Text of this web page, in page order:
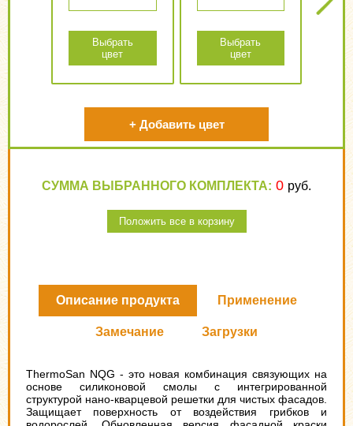
+Добавить цвет
Выбрать
цвет
Выбрать
цвет
СУММА ВЫБРАННОГО КОМПЛЕКТА: 0 руб.
Положить все в корзину
Описание продукта Применение
Замечание Загрузки
ThermoSan NQG - это новая комбинация связующих на
основе силиконовой смолы с интегрированной
структурой нано-кварцевой решетки для чистых фасадов.
Защищает поверхность от воздействия грибков и